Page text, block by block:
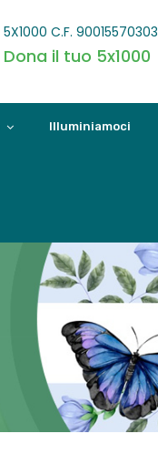
5X1000 C.F. 90015570303
Dona il tuo 5x1000
Illuminiamoci